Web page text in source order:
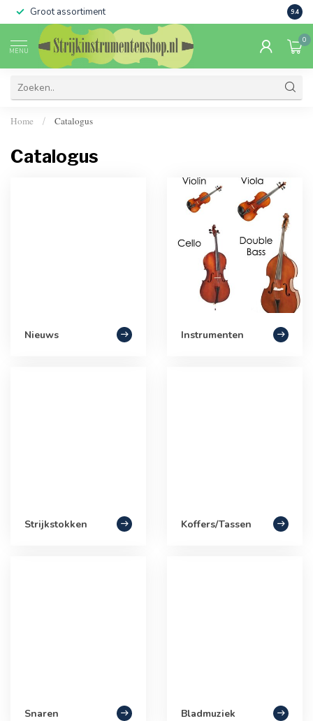
Groot assortiment 9.4
MENU
0
Home / Catalogus
Catalogus
Nieuws Instrumenten
Strijkstokken Koffers/Tassen
Snaren Bladmuziek